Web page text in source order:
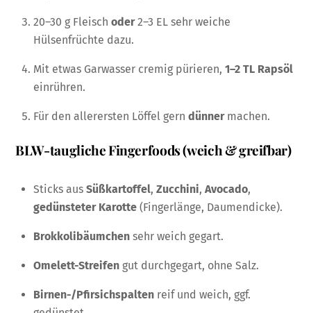
20–30 g Fleisch oder2–3 EL sehr weiche
Hülsenfrüchte dazu.
Mit etwas Garwasser cremig pürieren, 1–2 TL Rapsöl
einrühren.
Für den allerersten Löffel gern dünnermachen.
BLW-taugliche Fingerfoods (weich & greifbar)
Sticks aus Süßkartoffel, Zucchini, Avocado,
gedünsteter Karotte (Fingerlänge, Daumendicke).
Brokkolibäumchen sehr weich gegart.
Omelett-Streifen gut durchgegart, ohne Salz.
Birnen-/Pfirsichspalten reif und weich, ggf.